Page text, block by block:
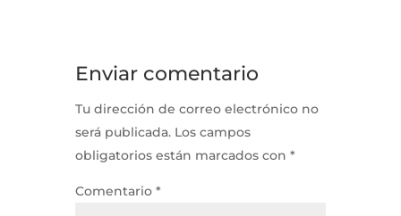
Enviar comentario
Tu dirección de correo electrónico no
será publicada. Los campos
obligatorios están marcados con *
Comentario *